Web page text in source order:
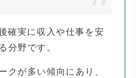
確実に収入や仕事を安
分野です。
クが多い傾向にあり、